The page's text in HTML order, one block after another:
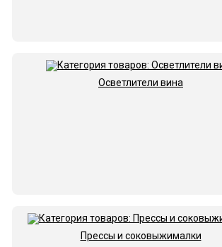
Осветлители вина
Прессы и соковыжималки